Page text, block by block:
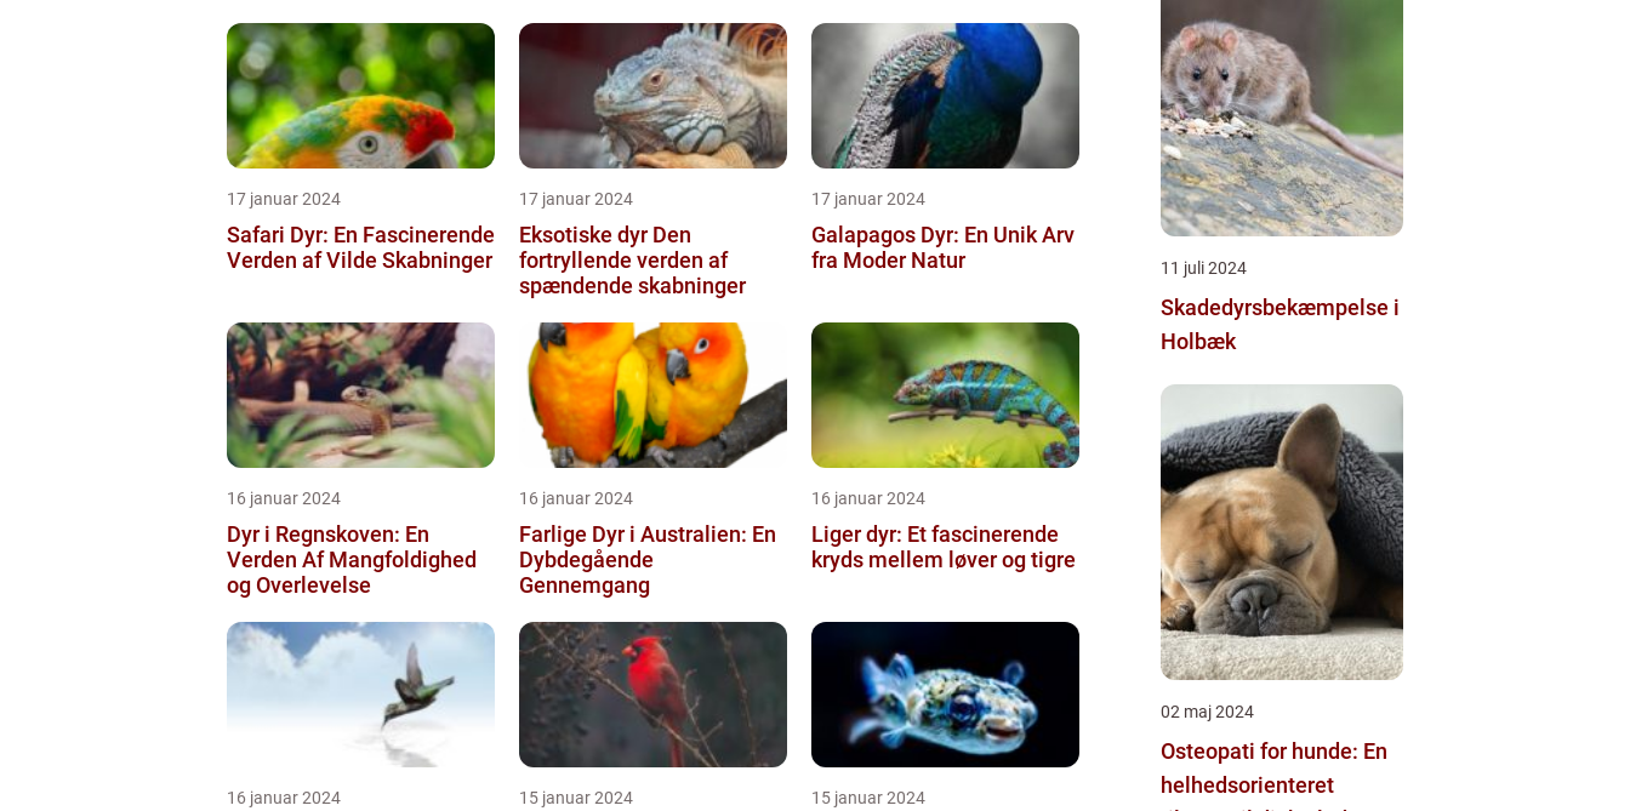
17 januar 2024
Safari Dyr: En Fascinerende
Verden af Vilde Skabninger
17 januar 2024
Eksotiske dyr Den
fortryllende verden af
spændende skabninger
17 januar 2024
Galapagos Dyr: En Unik Arv
fra Moder Natur
16 januar 2024
Dyr i Regnskoven: En
Verden Af Mangfoldighed
og Overlevelse
16 januar 2024
Farlige Dyr i Australien: En
Dybdegående
Gennemgang
16 januar 2024
Liger dyr: Et fascinerende
kryds mellem løver og tigre
16 januar 2024 15 januar 2024 15 januar 2024
11 juli 2024
Skadedyrsbekæmpelse i
Holbæk
02 maj 2024
Osteopati for hunde: En
helhedsorienteret